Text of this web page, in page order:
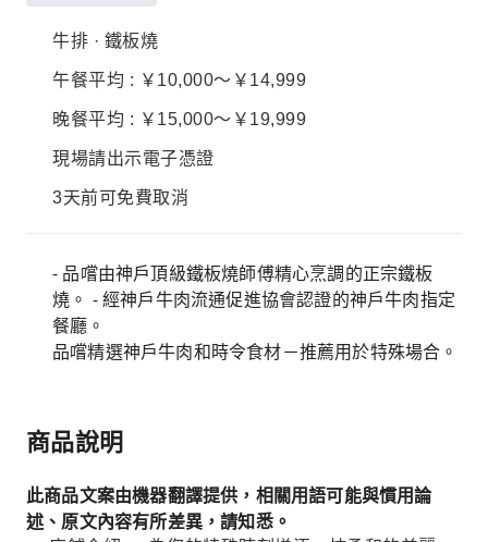
牛排 · 鐵板燒
午餐平均 : ￥10,000～￥14,999
晚餐平均 : ￥15,000～￥19,999
現場請出示電子憑證
3天前可免費取消
- 品嚐由神戶頂級鐵板燒師傅精心烹調的正宗鐵板
燒。 - 經神戶牛肉流通促進協會認證的神戶牛肉指定
餐廳。
品嚐精選神戶牛肉和時令食材－推薦用於特殊場合。
商品說明
此商品文案由機器翻譯提供，相關用語可能與慣用論
述、原文內容有所差異，請知悉。